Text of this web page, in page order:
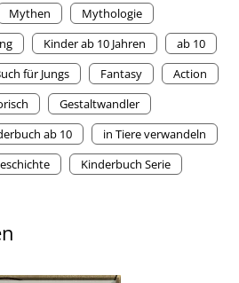
Mythen
Mythologie
Kinder ab 10 Jahren
ab 10
für Jungs Fantasy
Action
Gestaltwandler
ab 10
in Tiere verwandeln
Kinderbuch Serie